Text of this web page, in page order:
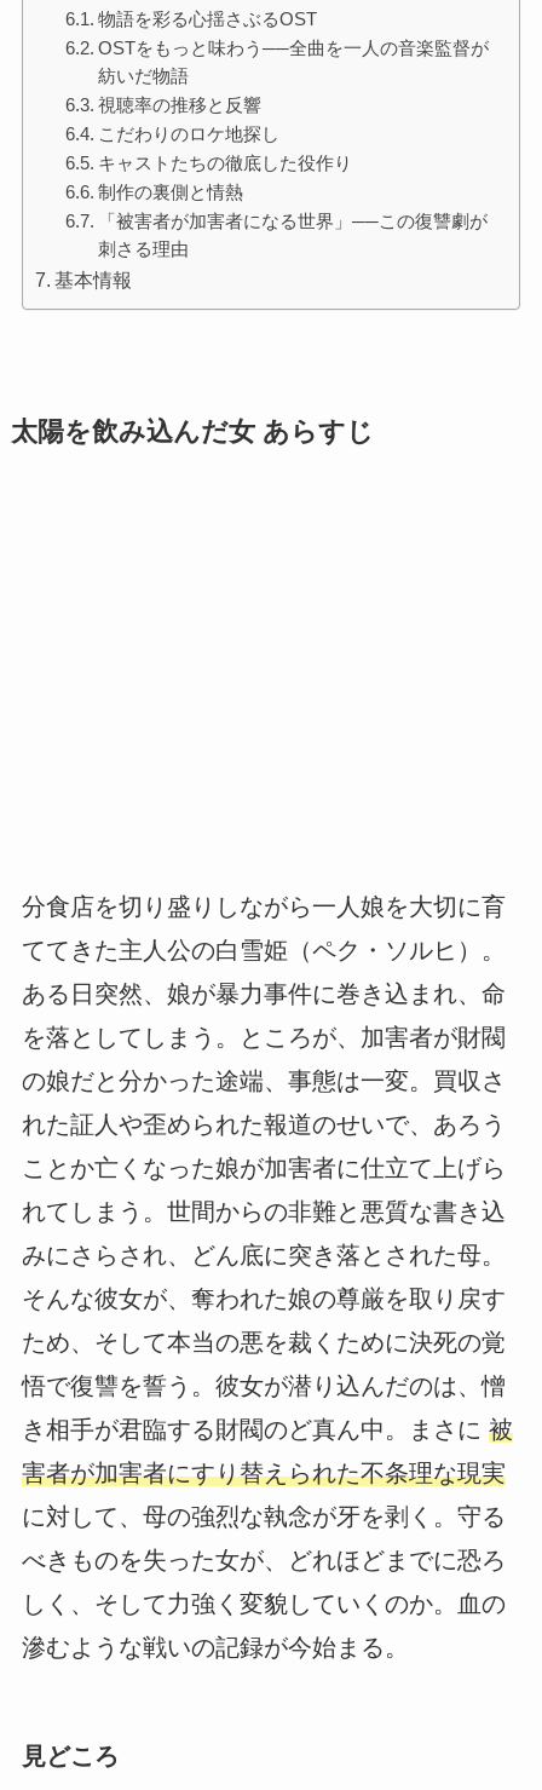
物語を彩る心揺さぶるOST
OSTをもっと味わう──全曲を一人の音楽監督が
紡いだ物語
視聴率の推移と反響
こだわりのロケ地探し
キャストたちの徹底した役作り
制作の裏側と情熱
「被害者が加害者になる世界」──この復讐劇が
刺さる理由
基本情報
太陽を飲み込んだ女 あらすじ
分食店を切り盛りしながら一人娘を大切に育
ててきた主人公の白雪姫（ペク・ソルヒ）。
ある日突然、娘が暴力事件に巻き込まれ、命
を落としてしまう。ところが、加害者が財閥
の娘だと分かった途端、事態は一変。買収さ
れた証人や歪められた報道のせいで、あろう
ことか亡くなった娘が加害者に仕立て上げら
れてしまう。世間からの非難と悪質な書き込
みにさらされ、どん底に突き落とされた母。
そんな彼女が、奪われた娘の尊厳を取り戻す
ため、そして本当の悪を裁くために決死の覚
悟で復讐を誓う。彼女が潜り込んだのは、憎
き相手が君臨する財閥のど真ん中。まさに 被
害者が加害者にすり替えられた不条理な現実
に対して、母の強烈な執念が牙を剥く。守る
べきものを失った女が、どれほどまでに恐ろ
しく、そして力強く変貌していくのか。血の
滲むような戦いの記録が今始まる。
見どころ